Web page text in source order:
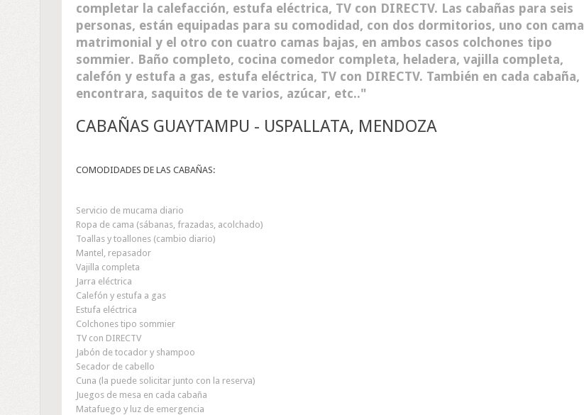
completar la calefacción, estufa eléctrica, TV con DIRECTV. Las cabañas para seis
personas, están equipadas para su comodidad, con dos dormitorios, uno con cama
matrimonial y el otro con cuatro camas bajas, en ambos casos colchones tipo
sommier. Baño completo, cocina comedor completa, heladera, vajilla completa,
calefón y estufa a gas, estufa eléctrica, TV con DIRECTV. También en cada cabaña,
encontrara, saquitos de te varios, azúcar, etc..
CABAÑAS GUAYTAMPU - USPALLATA, MENDOZA
COMODIDADES DE LAS CABAÑAS:
Servicio de mucama diario
Ropa de cama (sábanas, frazadas, acolchado)
Toallas y toallones (cambio diario)
Mantel, repasador
Vajilla completa
Jarra eléctrica
Calefón y estufa a gas
Estufa eléctrica
Colchones tipo sommier
TV con DIRECTV
Jabón de tocador y shampoo
Secador de cabello
Cuna (la puede solicitar junto con la reserva)
Juegos de mesa en cada cabaña
Matafuego y luz de emergencia